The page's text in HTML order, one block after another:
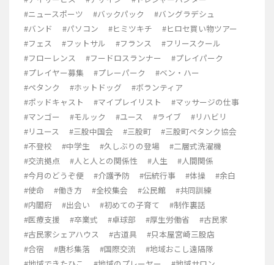
#ニュースポーツ
#バックパック
#バングラデシュ
#バンド
#パソコン #ヒミツキチ
#ヒロセ買い物ツアー
#フェス
#フットサル #フランス
#フリースクール
#フローレンス
#フードロスランナー
#プレイパーク
#プレイヤー募集
#プレーパーク
#ベン・ハー
#ペタンク
#ホットドッグ
#ボランティア
#ポッドキャスト
#マイプレイリスト
#マッサージの仕事
#マンゴー
#モルック #ユース #ライブ
#リハビリ
#リユース
#三股中国会 #三股町
#三股町ペタンク協会
#不登校
#中学生 #久しぶりの登場
#二層式洗濯機
#交流拠点
#人と人との関係性 #人生
#人間関係
#今月のどうぞ便
#介護予防 #伝統行事 #体操
#余白
#使命
#働き方 #全校集会 #公民館
#共同訓練
#内閣府
#出会い #初めての子育て
#制作裏話
#医療支援
#卒業式 #卓球部 #厚生労働省
#古民家
#古民家シェアハウス
#古道具
#只本屋宮崎三股店
#合宿
#唐杉集落 #国際交流
#地域おこし遠隔隊